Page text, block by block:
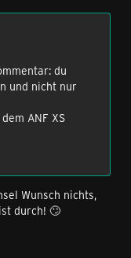
du
und nicht nur
ANF XS
Wunsch nichts,
durch! 🙄